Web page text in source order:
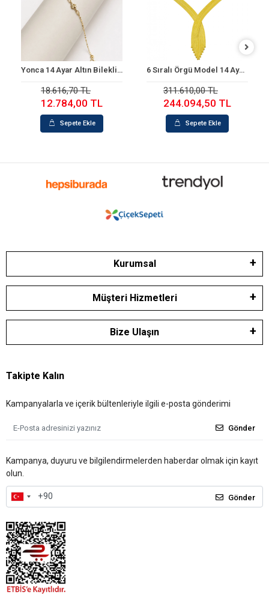
Sepete Ekle
Yonca 14 Ayar Altın Bileklik (18 cm)
18.616,70 TL
12.784,00 TL
Sepete Ekle
Sepete Ekle
6 Sıralı Örgü Model 14 Ayar Altın Set
311.610,00 TL
244.094,50 TL
Sepete Ekle
Kurumsal
Müşteri Hizmetleri
Bize Ulaşın
Takipte Kalın
Kampanyalarla ve içerik bültenleriyle ilgili e-posta gönderimi
Gönder
Kampanya, duyuru ve bilgilendirmelerden haberdar olmak için kayıt
olun.
Gönder